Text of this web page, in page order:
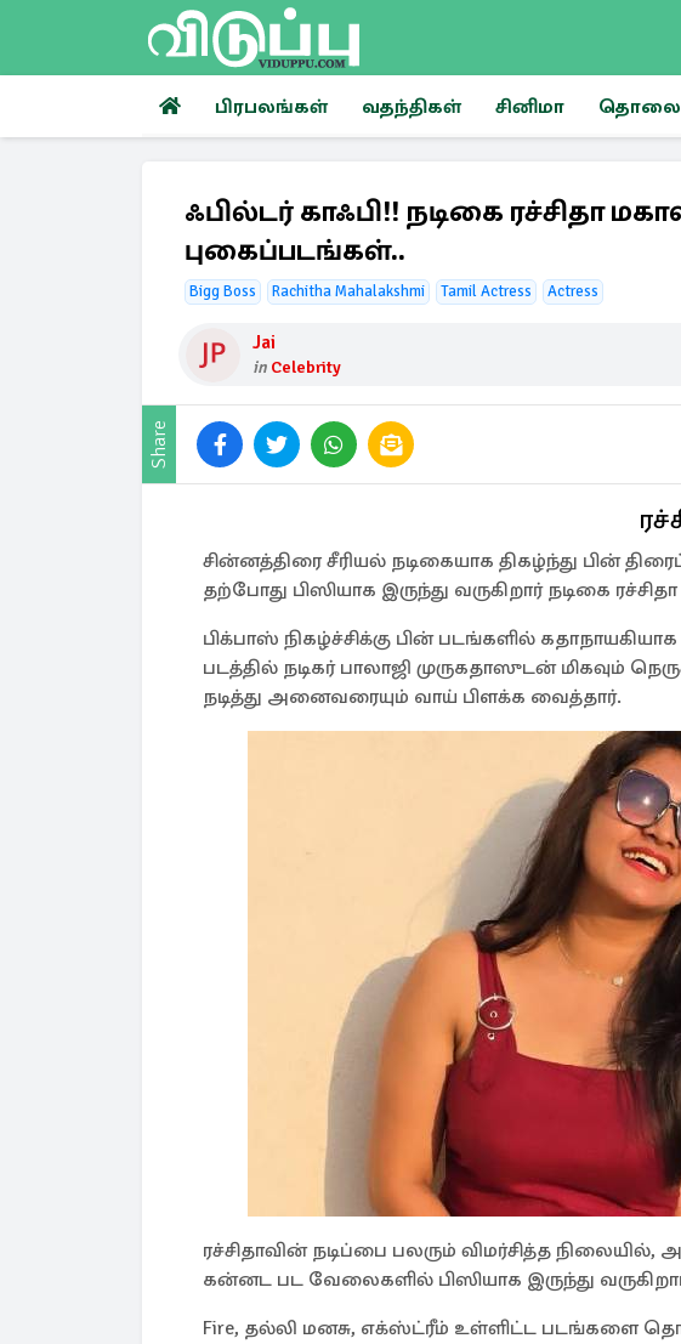
பிரபலங்கள் வதந்திகள் சினிமா
ஃபில்டர் காஃபி!! நடிகை ரச்சிதா
புகைப்படங்கள்..
Bigg Boss Rachitha Mahalakshmi Tamil Actress Actress
Jai
in Celebrity
Share
சின்னத்திரை சீரியல் நடிகையாக திகழ்ந்து பின்
தற்போது பிஸியாக இருந்து வருகிறார் நடிகை ரச்சிதா
பிக்பாஸ் நிகழ்ச்சிக்கு பின் படங்களில்
படத்தில் நடிகர் பாலாஜி முருகதாஸுடன் மிகவும்
நடித்து அனைவரையும் வாய் பிளக்க வைத்தார்.
ரச்சிதாவின் நடிப்பை பலரும் விமர்சித்த
கன்னட பட வேலைகளில் பிஸியாக இருந்து
Fire, தல்லி மனசு, எக்ஸ்ட்ரீம் உள்ளிட்ட படங்களை